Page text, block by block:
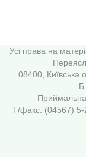
Усі права на
08400, Київська
Т/факс: